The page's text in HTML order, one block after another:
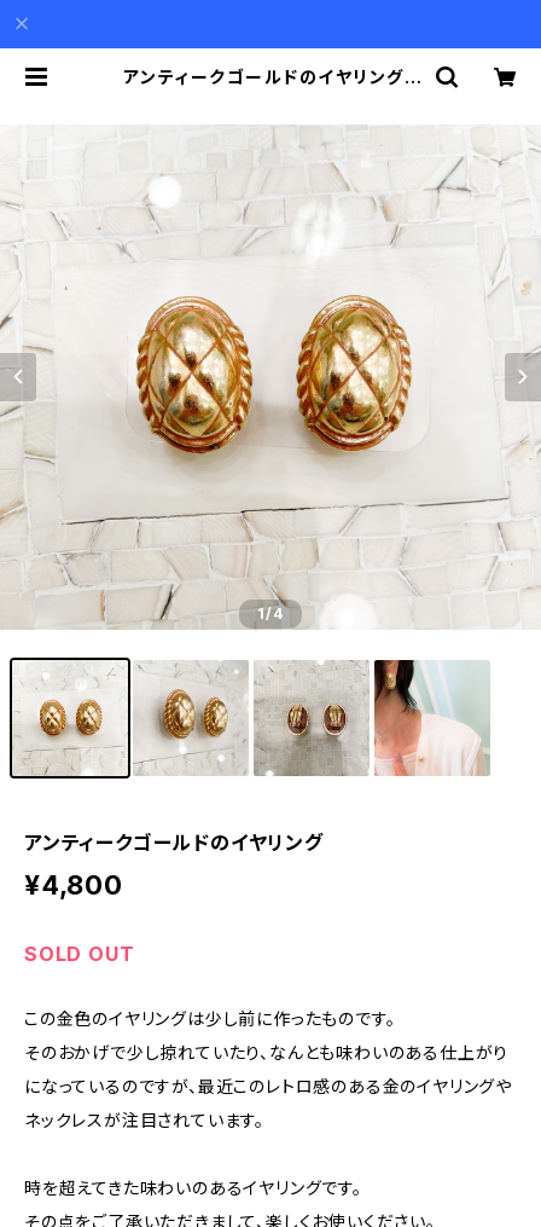
アンティークゴールドのイヤリング |
1/4
アンティークゴールドのイヤリング
¥4,800
SOLD OUT
この金色のイヤリングは少し前に作ったものです。
そのおかげで少し掠れていたり、なんとも味わいのある仕上がり
になっているのですが、最近このレトロ感のある金のイヤリングや
ネックレスが注目されています。
時を超えてきた味わいのあるイヤリングです。
その点をご了承いただきまして、楽しくお使いください。